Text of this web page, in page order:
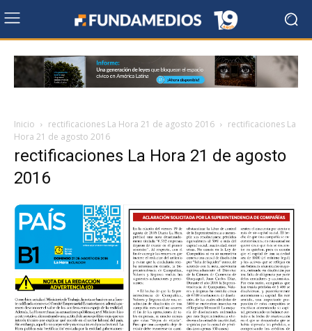
Inicio rectificaciones La Hora 21 de agosto 2016
rectificaciones La
Hora 21 de agosto 2016
rectificaciones La Hora 21 de agosto
2016